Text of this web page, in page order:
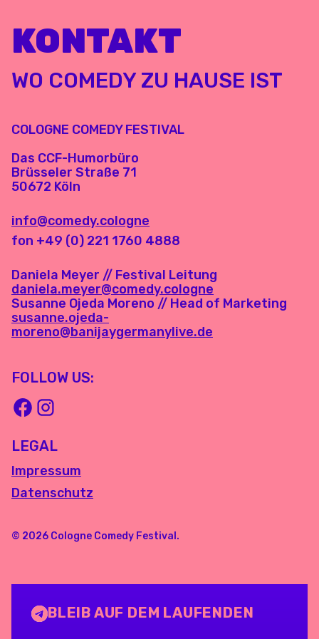
KONTAKT
WO COMEDY ZU HAUSE IST
COLOGNE COMEDY FESTIVAL
Das CCF-Humorbüro
Brüsseler Straße 71
50672 Köln
info@comedy.cologne
fon +49 (0) 221 1760 4888
Daniela Meyer // Festival Leitung
daniela.meyer@comedy.cologne
Susanne Ojeda Moreno // Head of Marketing
susanne.ojeda-
moreno@banijaygermanylive.de
FOLLOW US:
LEGAL
Impressum
Datenschutz
© 2026 Cologne Comedy Festival.
BLEIB AUF DEM LAUFENDEN